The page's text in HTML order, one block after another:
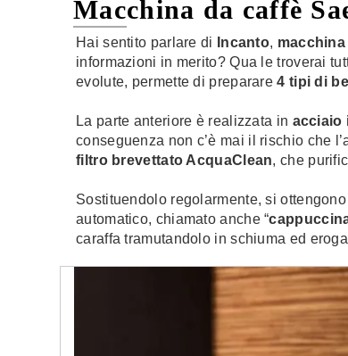
Macchina da caffè
Hai sentito parlare di Incanto,
informazioni in merito? Qua le troverai
evolute, permette di preparare4 tipi di
La parte anteriore è realizzata in acciaio
conseguenza non c’è mai il rischio che
filtro brevettato AcquaClean, che
Sostituendolo regolarmente, si
automatico, chiamato anche “
caraffa tramutandolo in schiuma ed